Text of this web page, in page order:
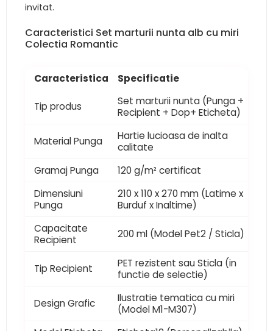
invitat.
Caracteristici Set marturii nunta alb cu miri
Colectia Romantic
Caracteristica Specificatie
Tip produs
Set marturii nunta (Punga +
Recipient + Dop+ Eticheta)
Material Punga
Hartie lucioasa de inalta
calitate
Gramaj Punga
120 g/m² certificat
Dimensiuni
Punga
210 x 110 x 270 mm (Latime x
Burduf x Inaltime)
Capacitate
Recipient
200 ml (Model Pet2 / Sticla)
Tip Recipient
PET rezistent sau Sticla (in
functie de selectie)
Design Grafic
Ilustratie tematica cu miri
(Model M1-M307)